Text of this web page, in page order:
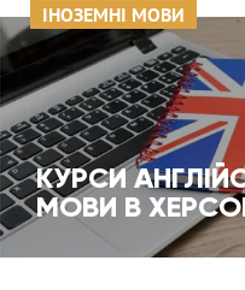
КУРСИ
МОВИ В
ІНОЗЕМНІ МОВИ